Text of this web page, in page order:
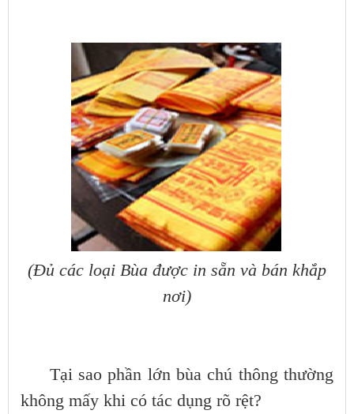
(Đủ các loại Bùa được in sẵn và bán khắp
nơi)
Tại sao phần lớn bùa chú thông thường
không mấy khi có tác dụng rõ rệt?